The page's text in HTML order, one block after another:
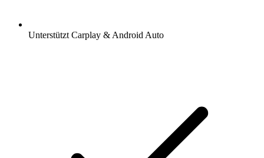
Unterstützt Carplay & Android Auto